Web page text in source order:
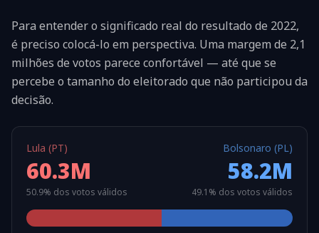
Para entender o significado real do resultado de 2022,
é preciso colocá-lo em perspectiva. Uma margem de 2,1
milhões de votos parece confortável — até que se
percebe o tamanho do eleitorado que não participou da
decisão.
Lula (PT)
60.3M
50.9% dos votos válidos
Bolsonaro (PL)
58.2M
49.1% dos votos válidos